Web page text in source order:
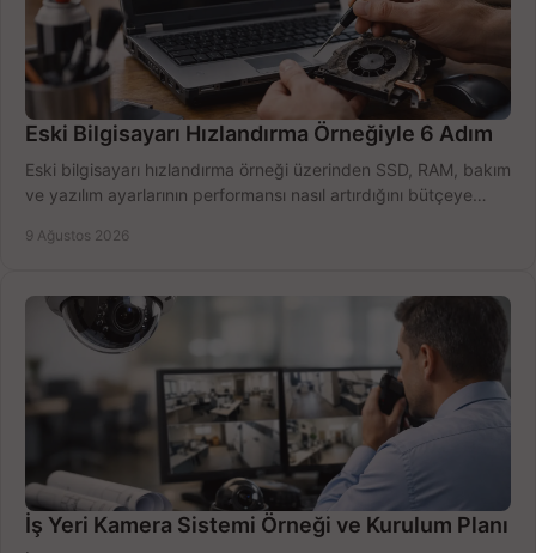
Eski Bilgisayarı Hızlandırma Örneğiyle 6 Adım
Eski bilgisayarı hızlandırma örneği üzerinden SSD, RAM, bakım
ve yazılım ayarlarının performansı nasıl artırdığını bütçeye
9 Ağustos 2026
İş Yeri Kamera Sistemi Örneği ve Kurulum Planı